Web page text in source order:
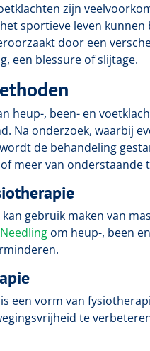
zijn
sportieve leven
door een
een blessure of slijtage.
heup-, been- en
Na onderzoek, waarbij
de behandeling
meer van onderstaande
gebruik maken van
om heup-, been
is een vorm van
te